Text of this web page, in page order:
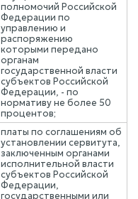
полномочий Российской
Федерации по
управлению и
распоряжению
которыми передано
органам
государственной власти
субъектов Российской
Федерации, - по
нормативу не более 50
процентов;
платы по соглашениям об
установлении сервитута,
заключенным органами
исполнительной власти
субъектов Российской
Федерации,
государственными или